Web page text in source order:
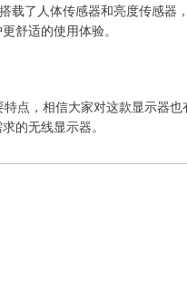
载了人体传感器和亮度传感器
舒适的使用体验。
点，相信大家对这款显示器
的无线显示器。